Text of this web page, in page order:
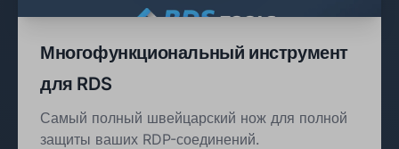
Многофункциональный инструмент
для RDS
Самый полный швейцарский нож для полной
защиты ваших RDP-соединений.